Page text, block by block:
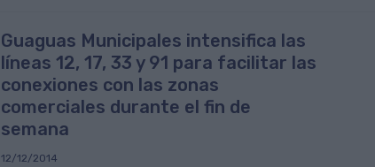
Guaguas Municipales intensifica las
líneas 12, 17, 33 y 91 para facilitar las
conexiones con las zonas
comerciales durante el fin de
semana
12/12/2014